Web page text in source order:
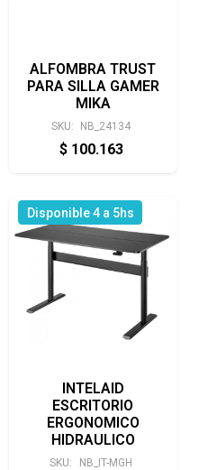
ALFOMBRA TRUST
PARA SILLA GAMER
MIKA
SKU: NB_24134
$ 100.163
Disponible 4 a 5hs
INTELAID
ESCRITORIO
ERGONOMICO
HIDRAULICO
SKU: NB_IT-MGH